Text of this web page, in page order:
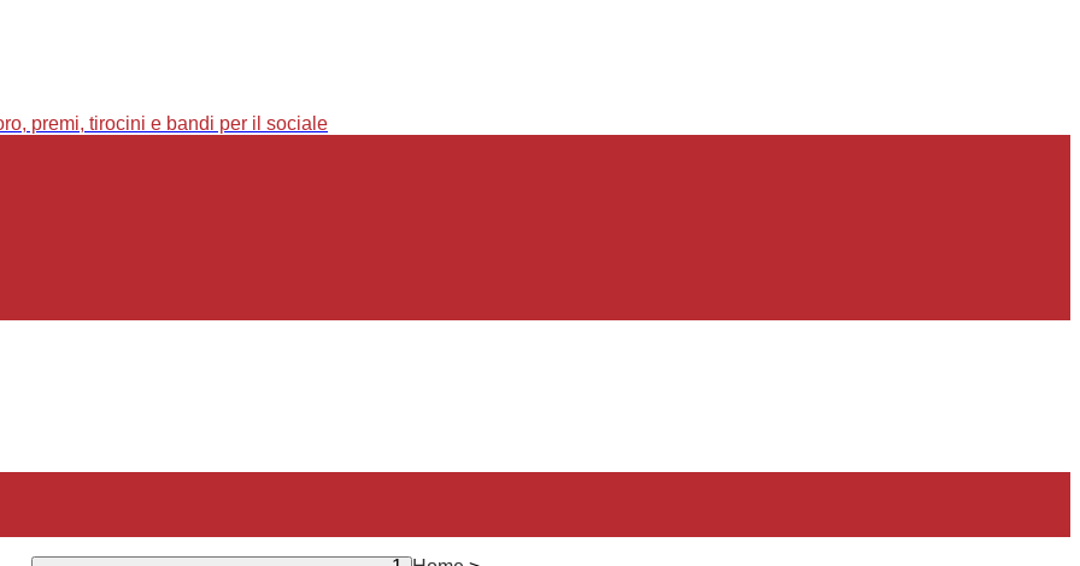
premi, tirocini e bandi per il sociale